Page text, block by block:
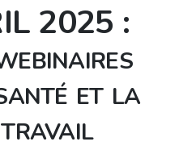
2025 :
et la